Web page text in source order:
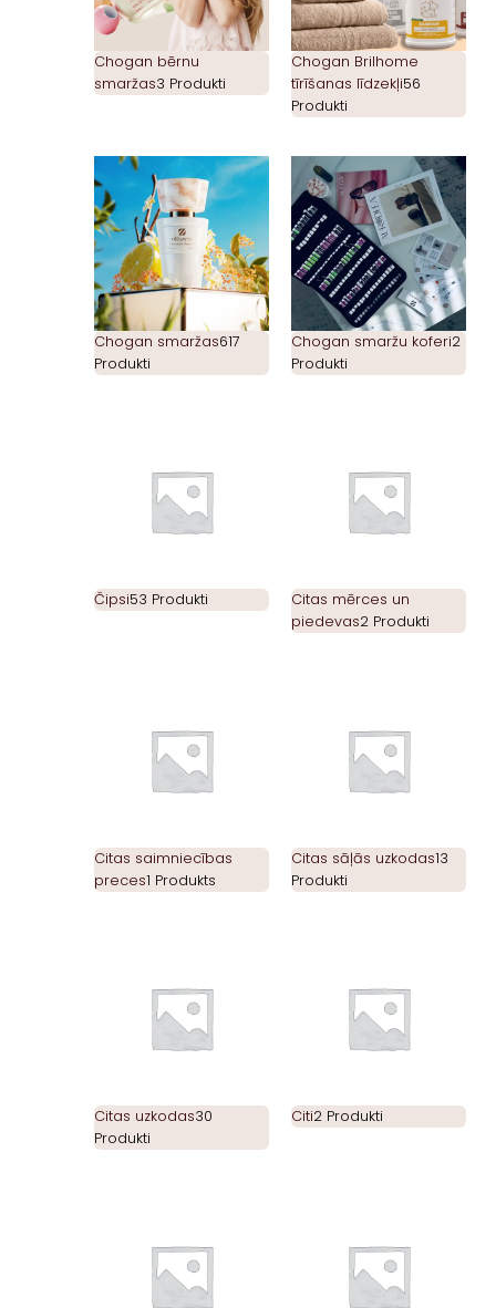
Chogan bērnu
smaržas3 Produkti
Chogan Brilhome
tīrīšanas līdzekļi56
Produkti
Chogan smaržas617
Produkti
Chogan smaržu koferi2
Produkti
Čipsi53 Produkti
Citas mērces un
piedevas2 Produkti
Citas saimniecības
preces1 Produkts
Citas sāļās uzkodas13
Produkti
Citas uzkodas30
Produkti
Citi2 Produkti